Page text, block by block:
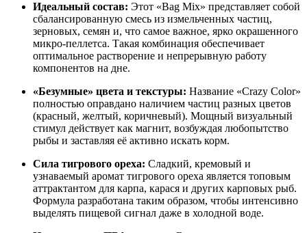
Идеальный состав: Этот «Bag Mix» представляет собой
сбалансированную смесь из измельченных частиц,
зерновых, семян и, что самое важное, ярко окрашенного
микро-пеллетса. Такая комбинация обеспечивает
оптимальное растворение и непрерывную работу
компонентов на дне.
«Безумные» цвета и текстуры: Название «Crazy Color»
полностью оправдано наличием частиц разных цветов
(красный, желтый, коричневый). Мощный визуальный
стимул действует как магнит, возбуждая любопытство
рыбы и заставляя её активно искать корм.
Сила тигрового ореха: Сладкий, кремовый и
узнаваемый аромат тигрового ореха является топовым
аттрактантом для карпа, карася и других карповых рыб.
Формула разработана таким образом, чтобы интенсивно
выделять пищевой сигнал даже в холодной воде.